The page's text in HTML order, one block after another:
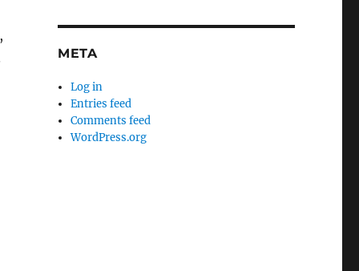
META
Log in
Entries feed
Comments feed
WordPress.org